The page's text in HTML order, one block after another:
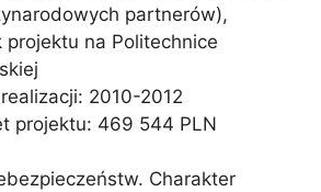
partnerów),
projektu na Politechnice
2010-2012
projektu: 469 544 PLN
Charakter